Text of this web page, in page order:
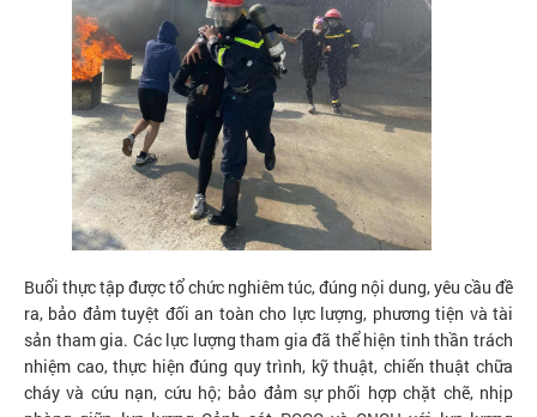
Buổi thực tập được tổ chức nghiêm túc, đúng nội dung, yêu cầu đề
ra, bảo đảm tuyệt đối an toàn cho lực lượng, phương tiện và tài
sản tham gia. Các lực lượng tham gia đã thể hiện tinh thần trách
nhiệm cao, thực hiện đúng quy trình, kỹ thuật, chiến thuật chữa
cháy và cứu nạn, cứu hộ; bảo đảm sự phối hợp chặt chẽ, nhịp